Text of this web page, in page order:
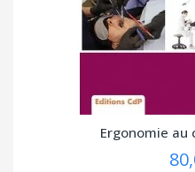
Ergonomie